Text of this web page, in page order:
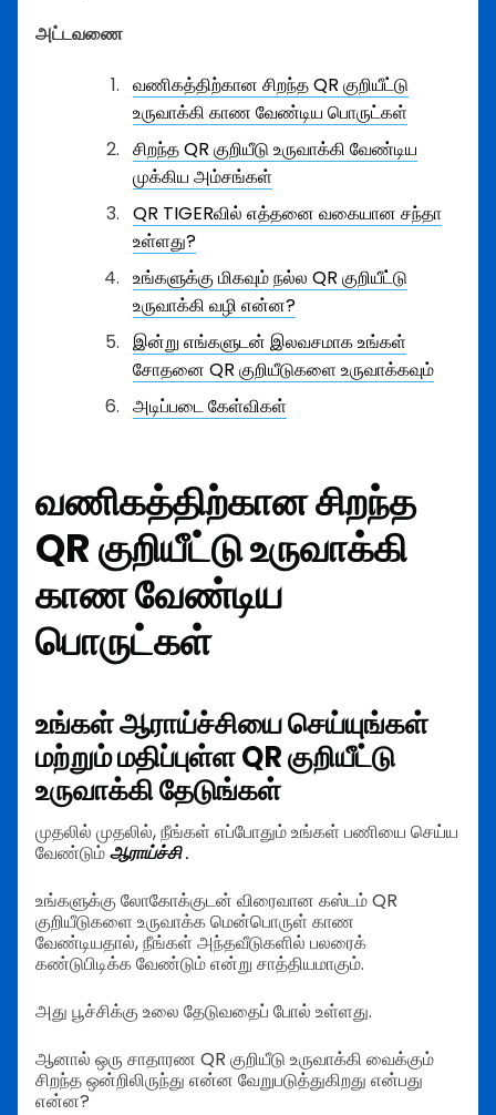
அட்டவணை
வணிகத்திற்கான சிறந்த QR குறியீட்டு
உருவாக்கி காண வேண்டிய பொருட்கள்
சிறந்த QR குறியீடு உருவாக்கி வேண்டிய
முக்கிய அம்சங்கள்
QR TIGERவில் எத்தனை வகையான சந்தா
உள்ளது?
உங்களுக்கு மிகவும் நல்ல QR குறியீட்டு
உருவாக்கி வழி என்ன?
இன்று எங்களுடன் இலவசமாக உங்கள்
சோதனை QR குறியீடுகளை உருவாக்கவும்
அடிப்படை கேள்விகள்
வணிகத்திற்கான சிறந்த
QR குறியீட்டு உருவாக்கி
காண வேண்டிய
பொருட்கள்
உங்கள் ஆராய்ச்சியை செய்யுங்கள்
மற்றும் மதிப்புள்ள QR குறியீட்டு
உருவாக்கி தேடுங்கள்
முதலில் முதலில், நீங்கள் எப்போதும் உங்கள் பணியை செய்ய
வேண்டும்ஆராய்ச்சி.
உங்களுக்கு லோகோக்குடன் விரைவான கஸ்டம் QR
குறியீடுகளை உருவாக்க மென்பொருள் காண
வேண்டியதால், நீங்கள் அந்தவீடுகளில் பலரைக்
கண்டுபிடிக்க வேண்டும் என்று சாத்தியமாகும்.
அது பூச்சிக்கு உலை தேடுவதைப் போல் உள்ளது.
ஆனால் ஒரு சாதாரண QR குறியீடு உருவாக்கி வைக்கும்
சிறந்த ஒன்றிலிருந்து என்ன வேறுபடுத்துகிறது என்பது
என்ன?